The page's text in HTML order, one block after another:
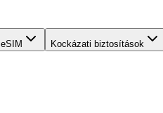
eSIM Kockázati biztosítások